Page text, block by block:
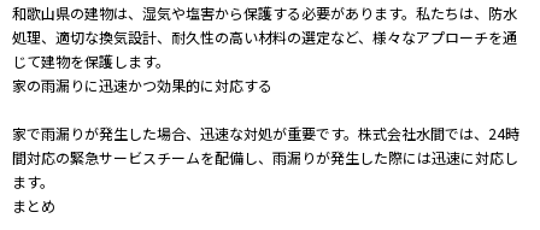
和歌山県の建物は、湿気や塩害から保護する必要があります。私たちは、防水
処理、適切な換気設計、耐久性の高い材料の選定など、様々なアプローチを通
じて建物を保護します。
家の雨漏りに迅速かつ効果的に対応する
家で雨漏りが発生した場合、迅速な対処が重要です。株式会社水間では、24時
間対応の緊急サービスチームを配備し、雨漏りが発生した際には迅速に対応し
ます。
まとめ